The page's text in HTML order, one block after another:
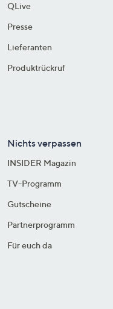
QLive
Presse
Lieferanten
Produktrückruf
Nichts verpassen
INSIDER Magazin
TV-Programm
Gutscheine
Partnerprogramm
Für euch da